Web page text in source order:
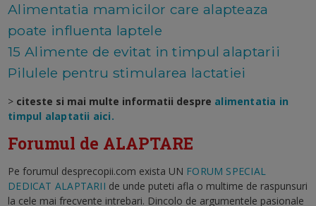
Alimentatia mamicilor care alapteaza
poate influenta laptele
15 Alimente de evitat in timpul alaptarii
Pilulele pentru stimularea lactatiei
> citeste si mai multe informatii despre alimentatia in
timpul alaptatii aici.
Forumul de ALAPTARE
Pe forumul desprecopii.com exista UN FORUM SPECIAL
DEDICAT ALAPTARII de unde puteti afla o multime de raspunsuri
la cele mai frecvente intrebari. Dincolo de argumentele pasionale